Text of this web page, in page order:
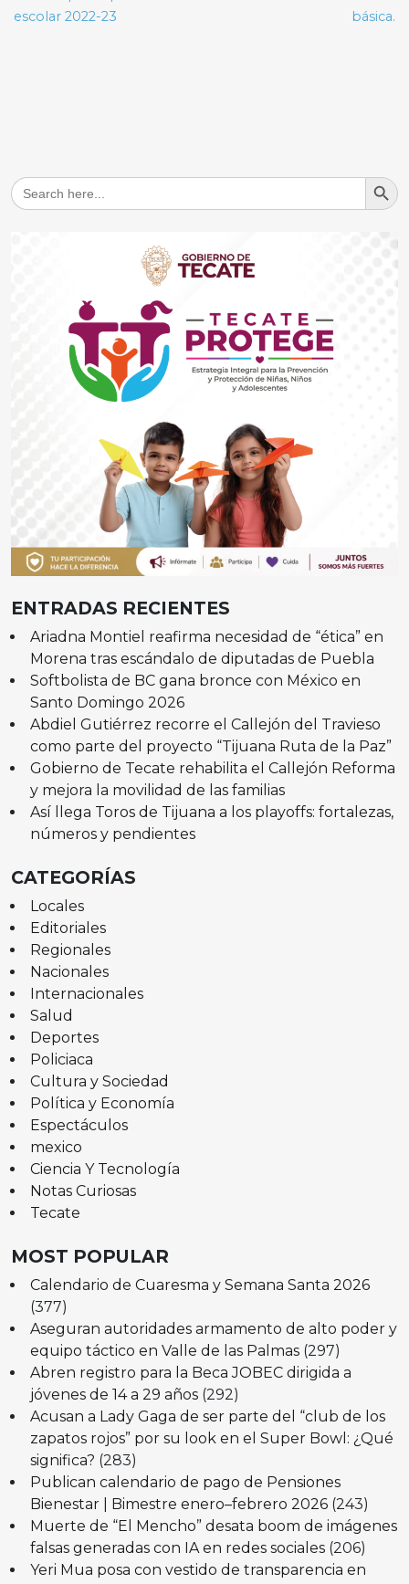
escolar 2022-23
básica.
Search
for:
Search
ENTRADAS RECIENTES
Ariadna Montiel reafirma necesidad de “ética” en
Morena tras escándalo de diputadas de Puebla
Softbolista de BC gana bronce con México en
Santo Domingo 2026
Abdiel Gutiérrez recorre el Callejón del Travieso
como parte del proyecto “Tijuana Ruta de la Paz”
Gobierno de Tecate rehabilita el Callejón Reforma
y mejora la movilidad de las familias
Así llega Toros de Tijuana a los playoffs: fortalezas,
números y pendientes
CATEGORÍAS
Locales
Editoriales
Regionales
Nacionales
Internacionales
Salud
Deportes
Policiaca
Cultura y Sociedad
Política y Economía
Espectáculos
mexico
Ciencia Y Tecnología
Notas Curiosas
Tecate
MOST POPULAR
Calendario de Cuaresma y Semana Santa 2026
(377)
Aseguran autoridades armamento de alto poder y
equipo táctico en Valle de las Palmas (297)
Abren registro para la Beca JOBEC dirigida a
jóvenes de 14 a 29 años (292)
Acusan a Lady Gaga de ser parte del “club de los
zapatos rojos” por su look en el Super Bowl: ¿Qué
significa? (283)
Publican calendario de pago de Pensiones
Bienestar | Bimestre enero–febrero 2026 (243)
Muerte de “El Mencho” desata boom de imágenes
falsas generadas con IA en redes sociales (206)
Yeri Mua posa con vestido de transparencia en